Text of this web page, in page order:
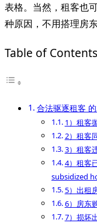
表格。当然，租客也
种原因，不用搭理房东
Table of Contents
合法驱逐租客
1）租客
2）租客
3）租客
4）租客
subsidized
5）出租
6）房东
7）损坏